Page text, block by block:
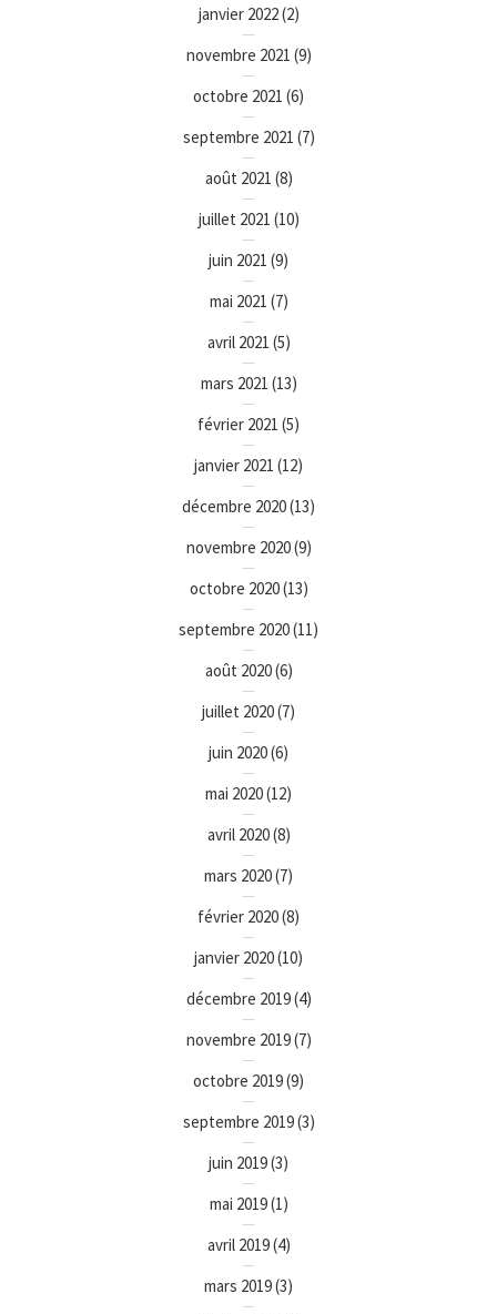
janvier 2022(2)
novembre 2021 (9)
octobre 2021 (6)
septembre 2021 (7)
août 2021 (8)
juillet 2021 (10)
juin 2021 (9)
mai 2021 (7)
avril 2021 (5)
mars 2021 (13)
février 2021 (5)
janvier 2021 (12)
décembre 2020(13)
novembre 2020(9)
octobre 2020(13)
septembre 2020(11)
août 2020(6)
juillet 2020(7)
juin 2020(6)
mai 2020(12)
avril 2020(8)
mars 2020(7)
février 2020(8)
janvier 2020(10)
décembre 2019(4)
novembre 2019(7)
octobre 2019(9)
septembre 2019(3)
juin 2019(3)
mai 2019(1)
avril 2019(4)
mars 2019(3)